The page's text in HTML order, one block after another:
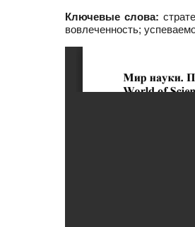
Ключевые слова:
вовлеченность;